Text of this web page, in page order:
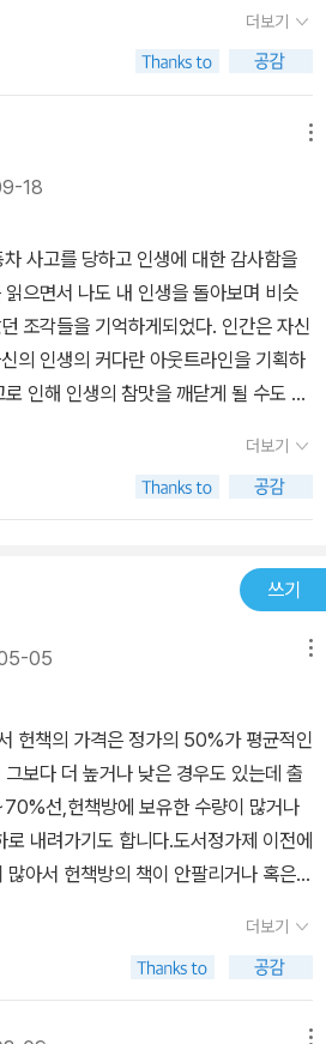
는 일하는 보람과 물질적인 풍요를 동시
더 나은 방향으로 바꿔놓는 일이기 때문
지가 갖는 의미는 대단히 크다. 이 두 가
180도 바뀐다. 메시지의 가치
까. 팀 페리스의 책 『나는 4시간만 일한
니라 말 그대로 리얼인 것은 그 또한 메시
문이다. 브렌든 버처드는 사업 초기, 상
작해 600달러로 올렸다. 그런데도 매
줄을 섰다. 전화 상담이 너무 많아지자
한 번 더 인상했다. 그렇게 어느 시점이
의 상담료를 받고 있었다. 도대체 누가
인가? 답은 간단했다. 돈보다는 인생의
력한 동력이 된다. 세계적인 동기부여가
버처드가 메신저 사업을 시작한 것은
주지 않기 때문도 아니었고, 먹고살기
한 교통사고을 당하면서 죽음 앞에 섰
해야 하는지에 대한 명확한 비전을 갖
기’ 운운할 때마다 달콤한 사탕발림이라
‘내 일’을 시작하면 그 작은 동기 하나
든든한 버팀목이 되는지를 뼈저리게 실
동기부여서이자 실전서 메신저의
렌든 버처드는 메신저가 된 지 2년 만에 4
골든 티켓』으로 전 세계 베스트셀러 작
러를 받으며 강연을 했다. 온라인 프로
매출을 올렸다. 이 모든 것을 단 한 명
업이 자기만이 가지고 있는 내면의 목소
본질로 삼고 있기 때문이다. 무언가를
모두 10단계를 거쳤다는 것이다. 그럼
책은 출판사로부터 제공받아 작성한 솔
생각했었어요.누구나 메신저가 될 수 있
의 경험, 깨달음으로도 의미있는 메신
적이었습니다.'무언가를 알려주고 가르쳐
한 곳에서부터 일깨우는 진정한 예술이
게 발전시켜서 비즈니스 모델을 어떻게
.이제까지 살면서 특별하게 성취한 것.
있다고 합니다.책에서 '이런 사람은 결
라는 부분에서 해당되는 부분이 많아서
는 가능성과 장애물들을 다 살펴볼 수
고 가치있는 삶으로 나아가려는 분들께
더보기
18
사고를 당하고 인생에 대한 감사함을
으면서 나도 내 인생을 돌아보며 비슷
조각들을 기억하게되었다. 인간은 자신
의 인생의 커다란 아웃트라인을 기획하
인해 인생의 참맛을 깨닫게 될 수도 있
워할 필요가 없는가˝라는 책에보면 나왔
의 영혼은 세세한 운명을 컨트롤 할수
할 수 있다고 나온다.나는 죽음의 위기
싶다는 생각이들었고, 나만의 이야기를
는 와중에 이 책을 소개받았다. 나는 내
뭔가를 바래왔는데 떡하니 이책이 나
다. 이 책을 통해 어제보다 더 성장하는
게도 내가 이렇게 기쁨에 취하는 와중에
가 선명하게 들린다. 대극의 법칙인가?
더보기
쓰기
05
헌책의 가격은 정가의 50%가 평균적인
보다 더 높거나 낮은 경우도 있는데 출
선,헌책방에 보유한 수량이 많거나
내려가기도 합니다.도서정가제 이전에
아서 헌책방의 책이 안팔리거나 혹은
대략 정가의 50%선이나 알라딘 온라인
우는 정가의 10%이하에도 거래되는 경
책중에는 드물게 정가의 2~3배,아니 1
더보기